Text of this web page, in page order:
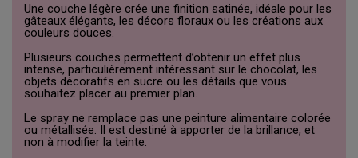
Une couche légère crée une finition satinée, idéale pour les
gâteaux élégants, les décors floraux ou les créations aux
couleurs douces.
Plusieurs couches permettent d’obtenir un effet plus
intense, particulièrement intéressant sur le chocolat, les
objets décoratifs en sucre ou les détails que vous
souhaitez placer au premier plan.
Le spray ne remplace pas une peinture alimentaire colorée
ou métallisée. Il est destiné à apporter de la brillance, et
non à modifier la teinte.